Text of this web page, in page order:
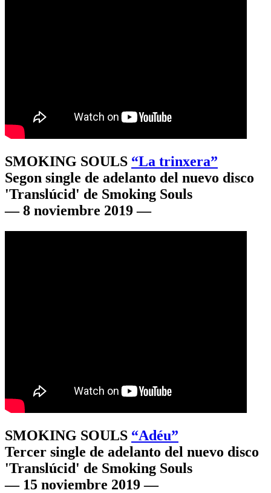
SMOKING SOULS “La trinxera”
Segon single de adelanto del nuevo disco
'Translúcid' de Smoking Souls
— 8 noviembre 2019 —
SMOKING SOULS “Adéu”
Tercer single de adelanto del nuevo disco
'Translúcid' de Smoking Souls
— 15 noviembre 2019 —